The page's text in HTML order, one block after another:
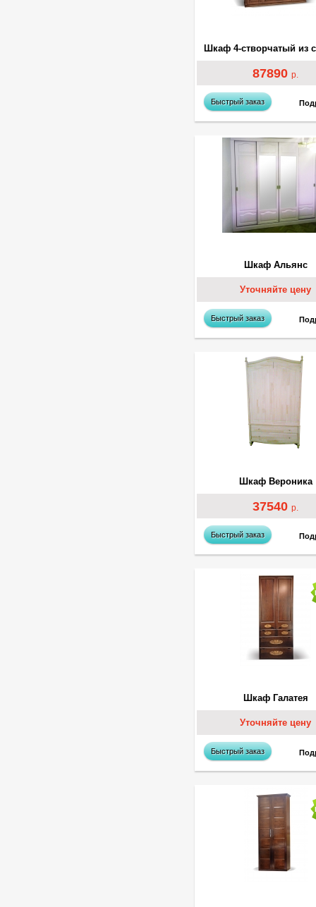
87890р.
Быстрый заказ
Уточняйте цену
Шкаф Альянс
Быстрый заказ
37540р.
Шкаф Вероника
Быстрый заказ
Уточняйте цену
Шкаф Галатея
Быстрый заказ